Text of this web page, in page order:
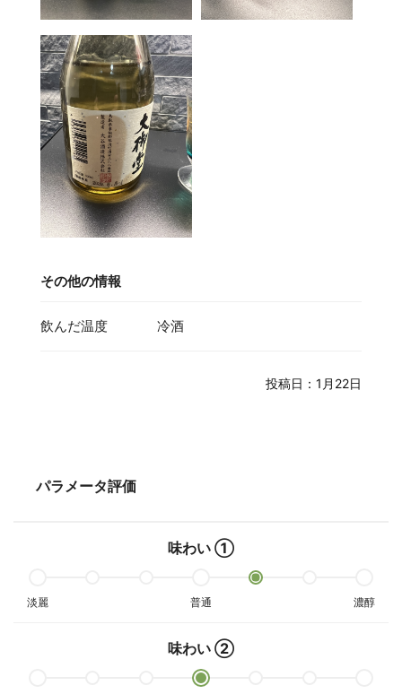
その他の情報
飲んだ温度 冷酒
投稿日：1月22日
パラメータ評価
味わい ①
淡麗 普通 濃醇
味わい ②